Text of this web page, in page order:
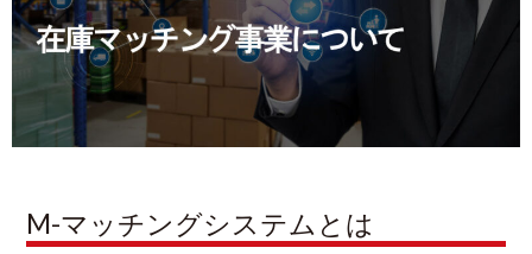
M-マッチングシステムとは